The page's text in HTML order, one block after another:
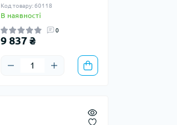
Код товару: 60118
В наявності
0
9 837 ₴